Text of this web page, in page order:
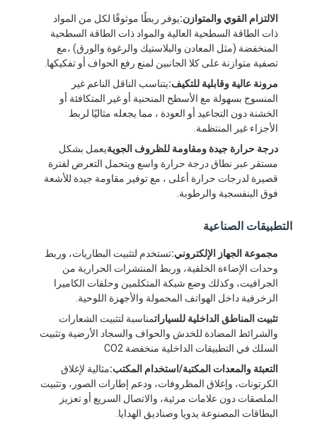
منتجات
معلومات عنا
الالتزام القوي والمتوازن:يوفر ربطًا موثوقًا لكل من المواد
ذات الطاقة السطحية العالية والمواد ذات الطاقة السطحية
المنخفضة (مثل المعادن والبلاستيك والرغوة والورق) ،مع
تصفية متوازنة على كلا الجانبين لمنع رفع الحواف أو تفكيكها.
مرونة عالية وقابلية للتكيف:يتناسب الناقل الناعم غير
المنسوج بسهولة مع الأسطح المنحنية أو غير المتكافئة أو
الخشنة دون التجاعيد أو العودة ، مما يجعله مثاليًا لربط
الأجزاء غير المنتظمة.
درجة حرارة جيدة ومقاومة للظروف الجويةيعمل بشكل
مستقر عبر نطاق درجة حرارة واسع ويتحمل التعرض لفترة
قصيرة لدرجات حرارة أعلى ، مع توفير مقاومة جيدة للأشعة
فوق البنفسجية والرطوبة.
التطبيقات الصناعية
مجموعة الجهاز الإلكتروني:تستخدم لتثبيت البطاريات، وربط
وحدات الإضاءة الخلفية، وربط المنتشرات الحرارية من
الجرافيت، وكذلك وضع شبكة المتكلمين وحلقات الكاميرا
الزخرفية داخل الهواتف المحمولة والأجهزة اللوحية.
تثبيت المناطق الداخلية للسياراتمناسبة لتثبيت الشعارات
والشرائط المضادة للخدش والحواف والسجاد الأرضية وتثبيت
السلك في التطبيقات الداخلية منخفضة CO2
التعبئة والمعدات المكتبة/استخدام المكتب:مثالية لإغلاق
الكرتونات، وإغلاق المظروفات، ودعم إطارات الصور، وتثبيت
الملصقات دون علامات مرئية، والاتصال السريع أو تعزيز
البطاقات المصنوعة يدويا وصناديق الهدايا.